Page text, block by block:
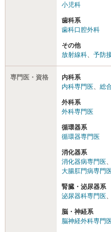
小児科
歯科系
歯科口腔外科
その他
放射線科
予防
専門医・資格
内科系
内科専門医
総
外科系
外科専門医
循環器系
循環器専門医
消化器系
消化器病専門医
大腸肛門病専門
腎臓・泌尿器系
泌尿器科専門医
脳・神経系
脳神経外科専門